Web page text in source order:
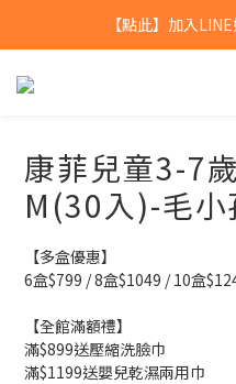
【點此】加入
【點此】加入
全館滿
康菲兒童3-7
M(30入)-毛小
【多盒優惠】
6盒$799 / 8盒$1049 / 10盒
【全館滿額禮】
滿$899送壓縮洗臉巾
滿$1199送嬰兒乾濕兩用巾